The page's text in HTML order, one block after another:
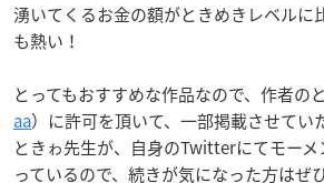
湧いてくるお金の額がときめきレベルに
も熱い！
とってもおすすめな作品なので、作者の
aa）に許可を頂いて、一部掲載させてい
ときゎ先生が、自身のTwitterにてモー
っているので、続きが気になった方はぜ